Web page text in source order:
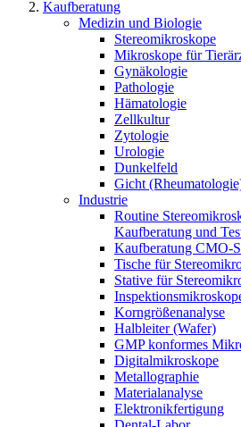
Kaufberatung
Medizin und Biologie
Stereomikroskope
Mikroskope für
Gynäkologie
Pathologie
Hämatologie
Zellkultur
Zytologie
Urologie
Dunkelfeld
Gicht
Industrie
Routine
Kaufberatung und
Kaufberatung CMO-
Tische für
Stative für
Korngrößenanalyse
Halbleiter (Wafer)
GMP konformes
Digitalmikroskope
Metallographie
Materialanalyse
Elektronikfertigung